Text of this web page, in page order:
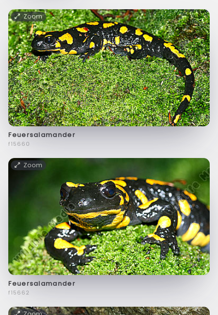
Zoom
Feuersalamander
f15660
Zoom
Feuersalamander
f15662